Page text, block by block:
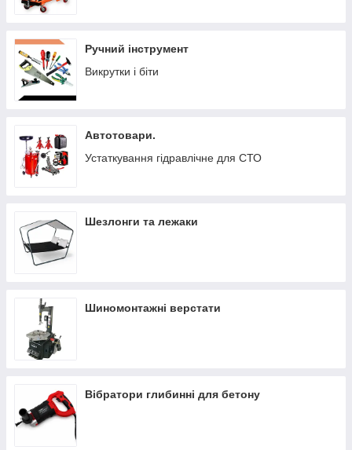
Ручний інструмент
Викрутки і біти
Автотовари.
Устаткування гідравлічне для СТО
Шезлонги та лежаки
Шиномонтажні верстати
Вібратори глибинні для бетону